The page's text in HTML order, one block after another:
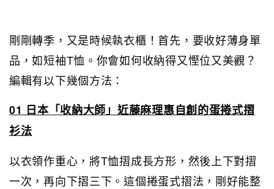
剛剛轉季，又是時候執衣櫃！首先，要收好薄身單
品，如短袖T恤。你會如何收納得又慳位又美觀？
編輯有以下幾個方法：
01 日本「收納大師」近藤麻理惠自創的蛋捲式摺
衫法
以衣領作重心，將T恤摺成長方形，然後上下對摺
一次，再向下摺三下。這個捲蛋式摺法，剛好能整